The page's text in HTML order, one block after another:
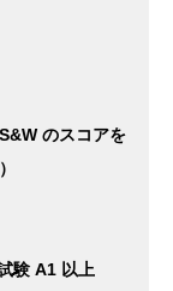
のスコアを
験 A1 以上